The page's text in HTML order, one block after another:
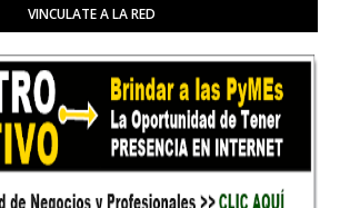
VINCULATE A LA RED